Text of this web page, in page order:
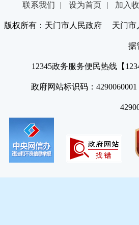
联系我们 | 设为首页 | 加入
版权所有：天门市人民政府 天门
据
12345政务服务便民热线【
政府网站标识码：